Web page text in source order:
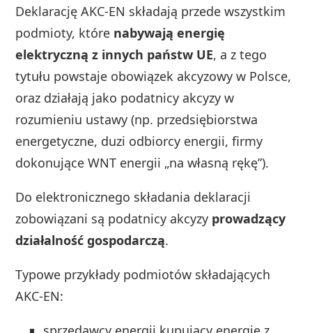
Deklarację AKC-EN składają przede wszystkim
podmioty, które nabywają energię
elektryczną z innych państw UE, a z tego
tytułu powstaje obowiązek akcyzowy w Polsce,
oraz działają jako podatnicy akcyzy w
rozumieniu ustawy (np. przedsiębiorstwa
energetyczne, duzi odbiorcy energii, firmy
dokonujące WNT energii „na własną rękę”).
Do elektronicznego składania deklaracji
zobowiązani są podatnicy akcyzy prowadzący
działalność gospodarczą.
Typowe przykłady podmiotów składających
AKC-EN: